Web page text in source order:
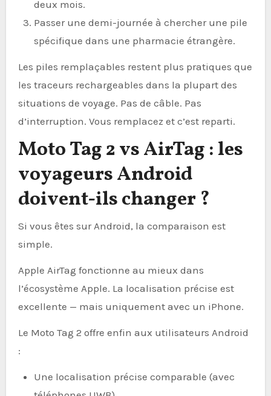
deux mois.
Passer une demi-journée à chercher une pile
spécifique dans une pharmacie étrangère.
Les piles remplaçables restent plus pratiques que
les traceurs rechargeables dans la plupart des
situations de voyage. Pas de câble. Pas
d’interruption. Vous remplacez et c’est reparti.
Moto Tag 2 vs AirTag : les
voyageurs Android
doivent-ils changer ?
Si vous êtes sur Android, la comparaison est
simple.
Apple AirTag fonctionne au mieux dans
l’écosystème Apple. La localisation précise est
excellente — mais uniquement avec un iPhone.
Le Moto Tag 2 offre enfin aux utilisateurs Android
:
Une localisation précise comparable (avec